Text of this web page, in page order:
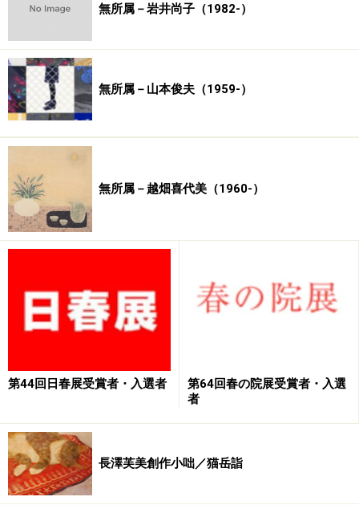
無所属－岩井尚子（1982-）
無所属－山本俊夫（1959-）
無所属－越畑喜代美（1960-）
第44回日春展受賞者・入選者
第64回春の院展受賞者・入選
者
長澤芙美創作小咄／猫岳詣